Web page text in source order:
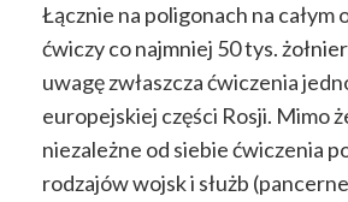
Łącznie na poligonach na całym
ćwiczy co najmniej 50 tys.
uwagę zwłaszcza ćwiczenia
europejskiej części Rosji. Mimo
niezależne od siebie ćwiczenia
rodzajów wojsk i służb